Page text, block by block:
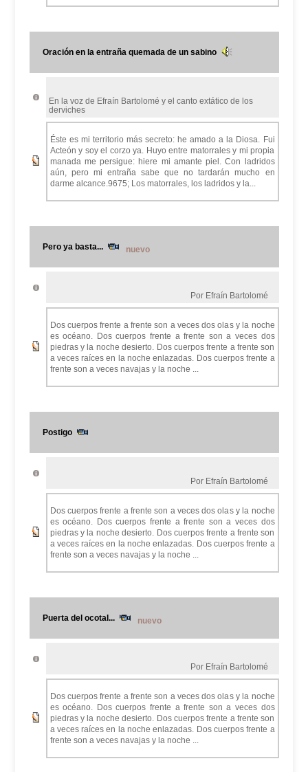
Oración en la entraña quemada de un sabino
En la voz de Efraín Bartolomé y el canto extático de los
derviches
Éste es mi territorio más secreto: he amado a la Diosa. Fui
Acteón y soy el corzo ya. Huyo entre matorrales y mi propia
manada me persigue: hiere mi amante piel. Con ladridos
aún, pero mi entraña sabe que no tardarán mucho en
darme alcance.9675; Los matorrales, los ladridos y la...
Pero ya basta... nuevo
Por Efraín Bartolomé
Dos cuerpos frente a frente son a veces dos olas y la noche
es océano. Dos cuerpos frente a frente son a veces dos
piedras y la noche desierto. Dos cuerpos frente a frente son
a veces raíces en la noche enlazadas. Dos cuerpos frente a
frente son a veces navajas y la noche ...
Postigo
Por Efraín Bartolomé
Dos cuerpos frente a frente son a veces dos olas y la noche
es océano. Dos cuerpos frente a frente son a veces dos
piedras y la noche desierto. Dos cuerpos frente a frente son
a veces raíces en la noche enlazadas. Dos cuerpos frente a
frente son a veces navajas y la noche ...
Puerta del ocotal... nuevo
Por Efraín Bartolomé
Dos cuerpos frente a frente son a veces dos olas y la noche
es océano. Dos cuerpos frente a frente son a veces dos
piedras y la noche desierto. Dos cuerpos frente a frente son
a veces raíces en la noche enlazadas. Dos cuerpos frente a
frente son a veces navajas y la noche ...